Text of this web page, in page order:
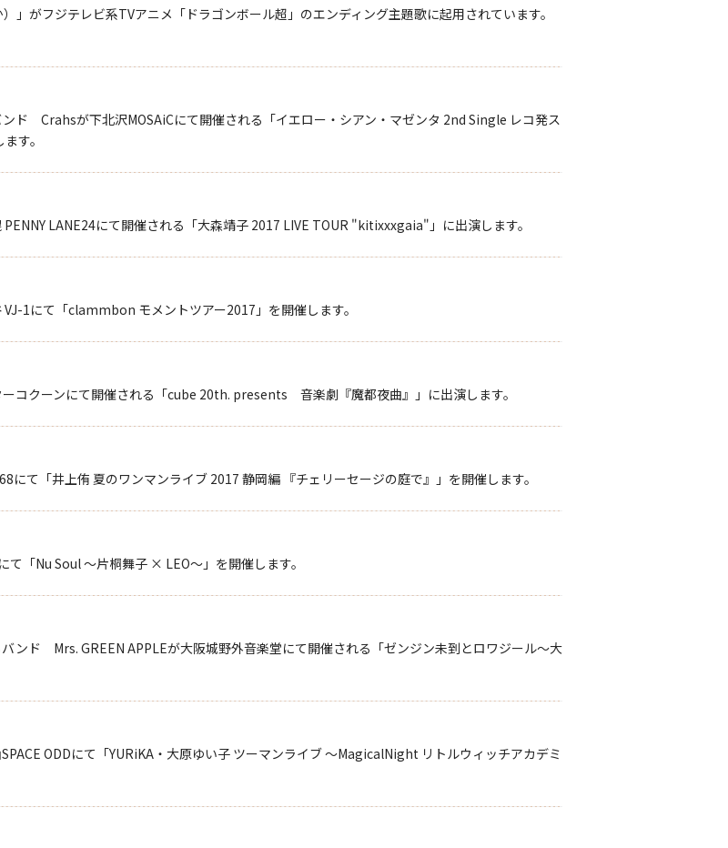
がフジテレビ系TVアニメ「ドラゴンボール超」のエンディング主題歌に起用されています。
ド Crahsが下北沢MOSAiCにて開催される「イエロー・シアン・マゼンタ 2nd Single レコ発ス
す。
LANE24にて開催される「大森靖子 2017 LIVE TOUR "kitixxxgaia"」に出演します。
1にて「clammbon モメントツアー2017」を開催します。
コクーンにて開催される「cube 20th. presents 音楽劇『魔都夜曲』」に出演します。
て「井上侑 夏のワンマンライブ 2017 静岡編 『チェリーセージの庭で』」を開催します。
「Nu Soul ～片桐舞子 × LEO～」を開催します。
ンド Mrs. GREEN APPLEが大阪城野外音楽堂にて開催される「ゼンジン未到とロワジール～大
ODDにて「YURiKA・大原ゆい子 ツーマンライブ ～MagicalNight リトルウィッチアカデミ